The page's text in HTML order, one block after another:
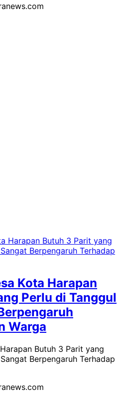
Kota Harapan
Perlu di Tanggul
Warga
Butuh 3 Parit yang
Berpengaruh Terhadap